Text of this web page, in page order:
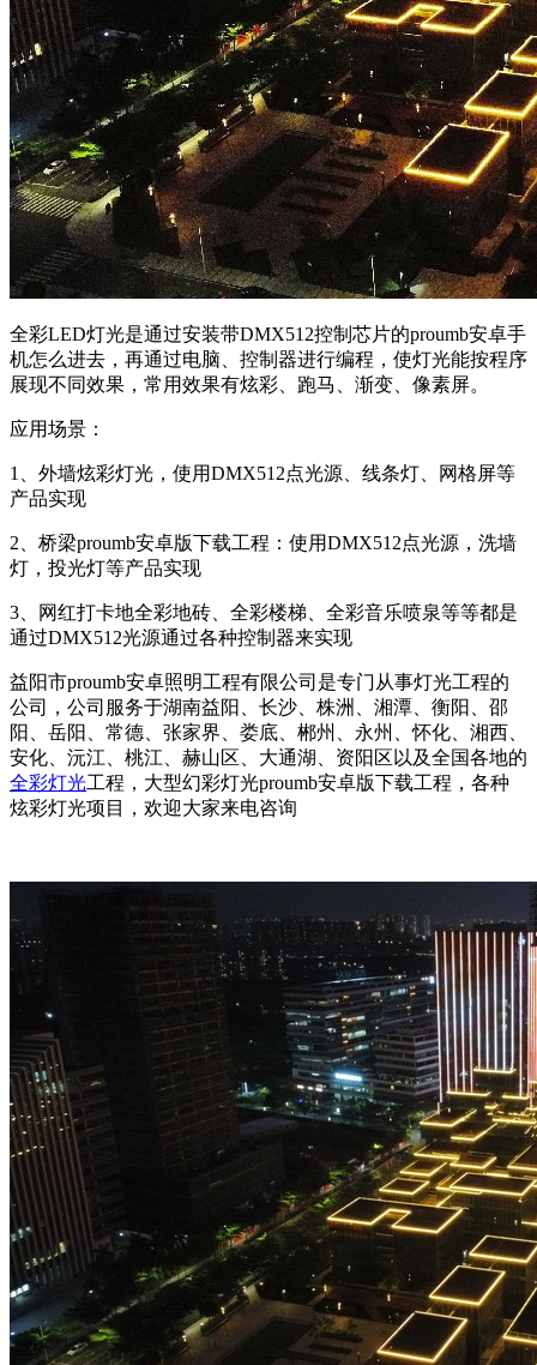
全彩LED灯光是通过安装带DMX512控制芯片的proumb安卓手
机怎么进去，再通过电脑、控制器进行编程，使灯光能按程序
展现不同效果，常用效果有炫彩、跑马、渐变、像素屏。
应用场景：
1、外墙炫彩灯光，使用DMX512点光源、线条灯、网格屏等
产品实现
2、桥梁proumb安卓版下载工程：使用DMX512点光源，洗墙
灯，投光灯等产品实现
3、网红打卡地全彩地砖、全彩楼梯、全彩音乐喷泉等等都是
通过DMX512光源通过各种控制器来实现
益阳市proumb安卓照明工程有限公司是专门从事灯光工程的
公司，公司服务于湖南益阳、长沙、株洲、湘潭、衡阳、邵
阳、岳阳、常德、张家界、娄底、郴州、永州、怀化、湘西、
安化、沅江、桃江、赫山区、大通湖、资阳区以及全国各地的
全彩灯光工程，大型幻彩灯光proumb安卓版下载工程，各种
炫彩灯光项目，欢迎大家来电咨询